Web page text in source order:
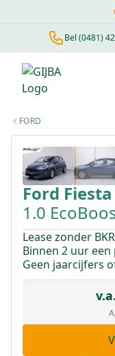
Bel (0481)
Financial lease
FORD
FordFiesta
1.0
Lease zonder
Binnen 2 uur
Geen jaarcijfers
v.a.